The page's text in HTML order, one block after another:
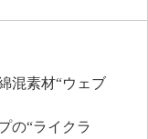
混素材“ウェブ
の“ライクラ